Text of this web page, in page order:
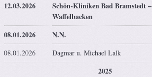
12.03.2026
Schön-Kliniken Bad Bramstedt –
Waffelbacken
08.01.2026 N.N.
08.01.2026 Dagmar u. Michael Lalk
2025